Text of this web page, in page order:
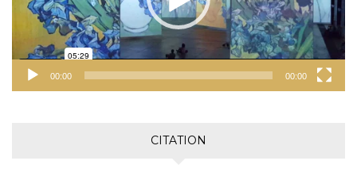
00:00 00:00
CITATION